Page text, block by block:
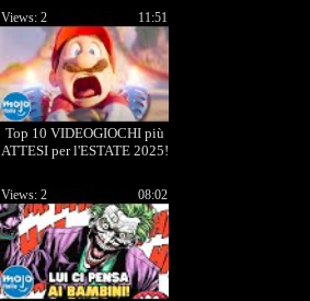
Top 10 VIDEOGIOCHI più
ATTESI per l'ESTATE 2025!
11:51
Views: 2
08:02
Views: 2